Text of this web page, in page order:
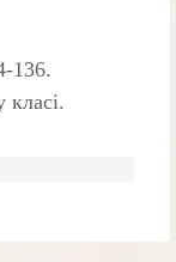
136.